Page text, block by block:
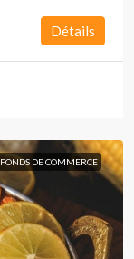
Détails
FONDS DE COMMERCE